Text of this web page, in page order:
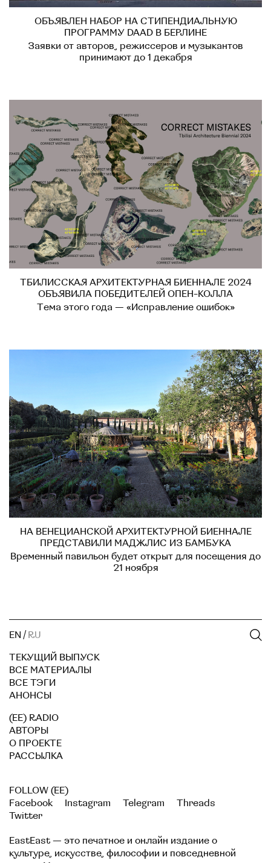
ОБЪЯВЛЕН НАБОР НА СТИПЕНДИАЛЬНУЮ
ПРОГРАММУ DAAD В БЕРЛИНЕ
Заявки от авторов, режиссеров и музыкантов
принимают до 1 декабря
ТБИЛИССКАЯ АРХИТЕКТУРНАЯ БИЕННАЛЕ 2024
ОБЪЯВИЛА ПОБЕДИТЕЛЕЙ ОПЕН-КОЛЛА
Тема этого года — «Исправление ошибок»
НА ВЕНЕЦИАНСКОЙ АРХИТЕКТУРНОЙ БИЕННАЛЕ
ПРЕДСТАВИЛИ МАДЖЛИС ИЗ БАМБУКА
Временный павильон будет открыт для посещения до
21 ноября
EN / RU
ТЕКУЩИЙ ВЫПУСК
ВСЕ МАТЕРИАЛЫ
ВСЕ ТЭГИ
АНОНСЫ
(EE) RADIO
АВТОРЫ
О ПРОЕКТЕ
РАССЫЛКА
FOLLOW (EE)
Facebook
Instagram Telegram
Threads
Twitter
EastEast — это печатное и онлайн издание о
культуре, искусстве, философии и повседневной